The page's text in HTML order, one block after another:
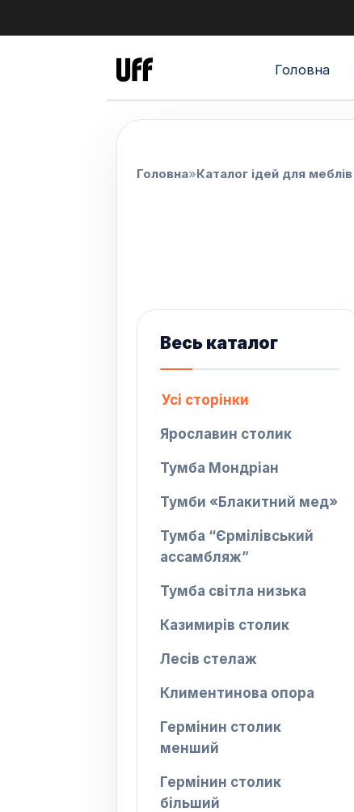
Головна
Головна Каталог ідей для меблів
Весь каталог
Усі сторінки
Ярославин столик
Тумба Мондріан
Тумби «Блакитний мед»
Тумба “Єрмілівський
ассамбляж”
Тумба світла низька
Казимирів столик
Лесів стелаж
Климентинова опора
Гермінин столик
менший
Гермінин столик
більший